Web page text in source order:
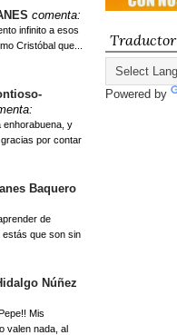
comenta:
infinito a esos
Cristóbal que...
enhorabuena, y
por contar
Baquero
de
que son sin
Núñez
Mis
valen nada, al
Traductor
Powered by